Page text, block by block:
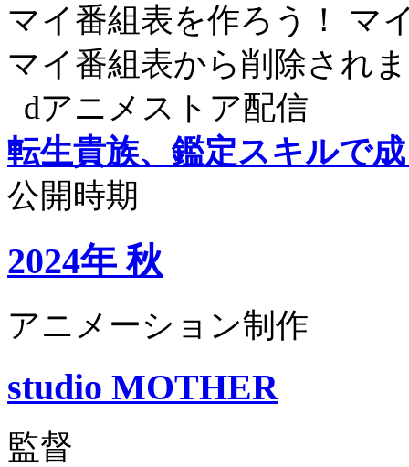
マイ番組表を作ろう！
マ
マイ番組表から削除され
dアニメストア配信
転生貴族、鑑定スキルで
公開時期
2024年 秋
アニメーション制作
studio MOTHER
監督